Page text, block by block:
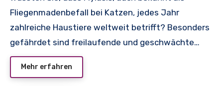
Fliegenmadenbefall bei Katzen, jedes Jahr
zahlreiche Haustiere weltweit betrifft? Besonders
gefährdet sind freilaufende und geschwächte…
Mehr erfahren